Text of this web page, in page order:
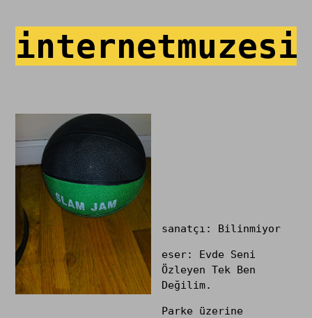
sanatçı: Bilinmiyor
eser: Evde Seni
Özleyen Tek Ben
Değilim.
Parke üzerine